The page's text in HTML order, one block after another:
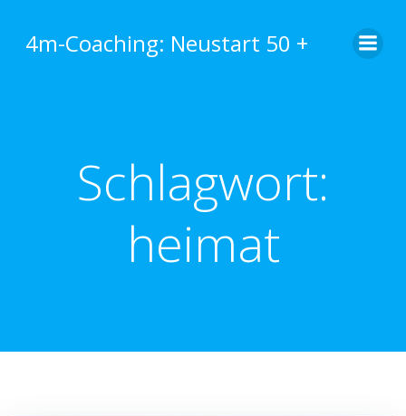
springen
4m-Coaching: Neustart 50 +
Schlagwort:
heimat